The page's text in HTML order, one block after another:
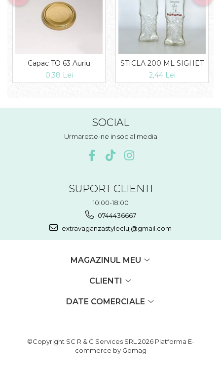
Capac TO 63 Auriu
0,38 Lei
STICLA 200 ML SIGHET
2,44 Lei
SOCIAL
Urmareste-ne in social media
SUPORT CLIENTI
10:00-18:00
0744436667
extravaganzastylecluj@gmail.com
MAGAZINUL MEU
CLIENTI
DATE COMERCIALE
©Copyright SC R & C Services SRL 2026 Platforma E-
commerce by Gomag